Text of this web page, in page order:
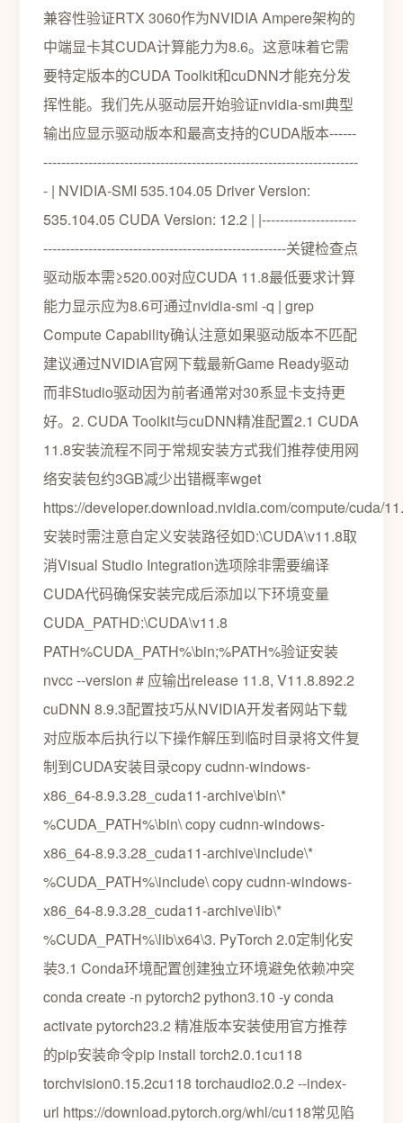
兼容性验证RTX 3060作为NVIDIA Ampere架构的
中端显卡其CUDA计算能力为8.6。这意味着它需
要特定版本的CUDA Toolkit和cuDNN才能充分发
挥性能。我们先从驱动层开始验证nvidia-smi典型
输出应显示驱动版本和最高支持的CUDA版本------
----------------------------------------------------------------------
- | NVIDIA-SMI 535.104.05 Driver Version:
535.104.05 CUDA Version: 12.2 | |---------------------
------------------------------------------------------关键检查点
驱动版本需≥520.00对应CUDA 11.8最低要求计算
能力显示应为8.6可通过nvidia-smi -q | grep
Compute Capability确认注意如果驱动版本不匹配
建议通过NVIDIA官网下载最新Game Ready驱动
而非Studio驱动因为前者通常对30系显卡支持更
好。2. CUDA Toolkit与cuDNN精准配置2.1 CUDA
11.8安装流程不同于常规安装方式我们推荐使用网
络安装包约3GB减少出错概率wget
https://developer.download.nvidia.com/compute/cuda/
安装时需注意自定义安装路径如D:\CUDA\v11.8取
消Visual Studio Integration选项除非需要编译
CUDA代码确保安装完成后添加以下环境变量
CUDA_PATHD:\CUDA\v11.8
PATH%CUDA_PATH%\bin;%PATH%验证安装
nvcc --version # 应输出release 11.8, V11.8.892.2
cuDNN 8.9.3配置技巧从NVIDIA开发者网站下载
对应版本后执行以下操作解压到临时目录将文件复
制到CUDA安装目录copy cudnn-windows-
x86_64-8.9.3.28_cuda11-archive\bin\*
%CUDA_PATH%\bin\ copy cudnn-windows-
x86_64-8.9.3.28_cuda11-archive\include\*
%CUDA_PATH%\include\ copy cudnn-windows-
x86_64-8.9.3.28_cuda11-archive\lib\*
%CUDA_PATH%\lib\x64\3. PyTorch 2.0定制化安
装3.1 Conda环境配置创建独立环境避免依赖冲突
conda create -n pytorch2 python3.10 -y conda
activate pytorch23.2 精准版本安装使用官方推荐
的pip安装命令pip install torch2.0.1cu118
torchvision0.15.2cu118 torchaudio2.0.2 --index-
url https://download.pytorch.org/whl/cu118常见陷